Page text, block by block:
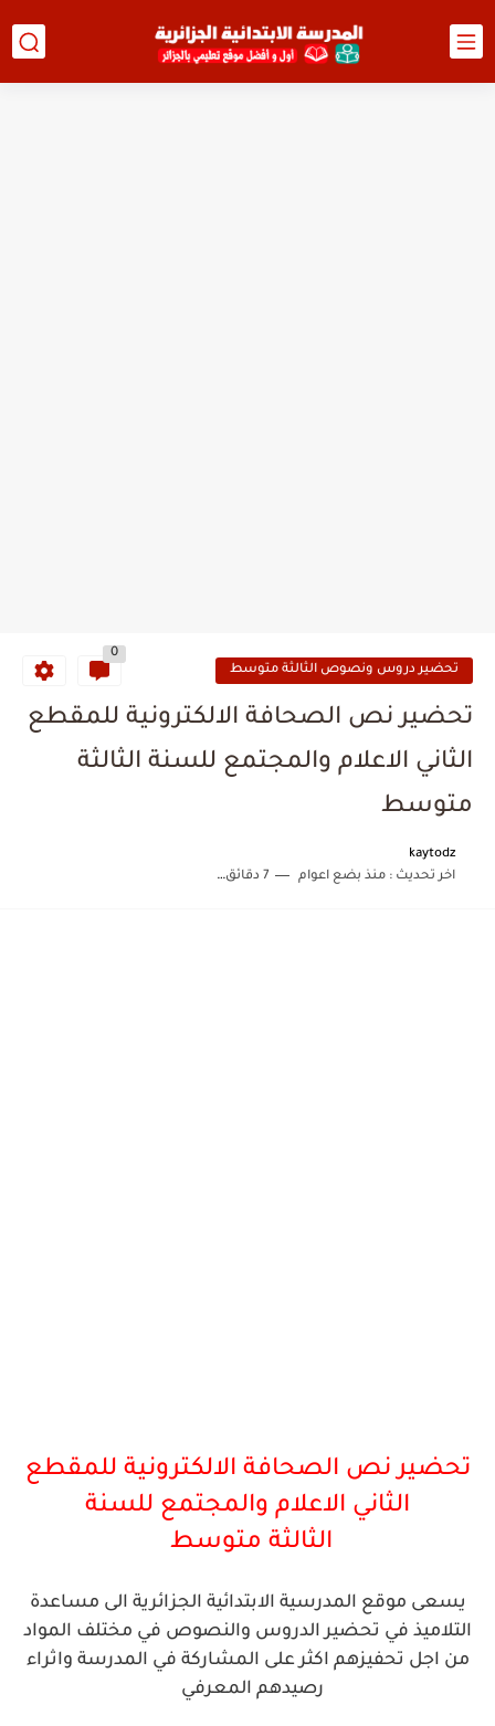
تحضير دروس ونصوص الثالثة متوسط
0
تحضير نص الصحافة الالكترونية للمقطع
الثاني الاعلام والمجتمع للسنة الثالثة
متوسط
kaytodz
اخر تحديث :منذ بضع اعوام 7 دقائق للقراءة
تحضير نص الصحافة الالكترونية للمقطع
الثاني الاعلام والمجتمع للسنة
الثالثة متوسط
يسعى موقع المدرسية الابتدائية الجزائرية الى مساعدة
التلاميذ في تحضير الدروس والنصوص في مختلف المواد
من اجل تحفيزهم اكثر على المشاركة في المدرسة واثراء
رصيدهم المعرفي